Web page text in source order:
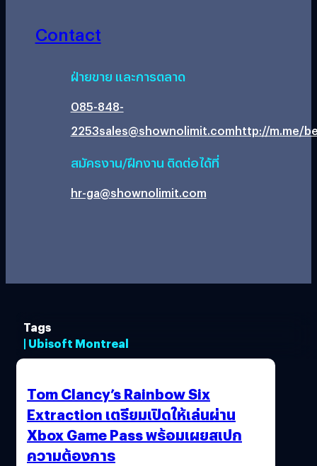
Contact
ฝ่ายขาย และการตลาด
085-848-
2253sales@shownolimit.comhttp://m.me/
สมัครงาน/ฝึกงาน ติดต่อได้ที่
hr-ga@shownolimit.com
Tags
| Ubisoft Montreal
Tom Clancy’s Rainbow Six
Extraction เตรียมเปิดให้เล่นผ่าน
Xbox Game Pass พร้อมเผยสเปก
ความต้องการ